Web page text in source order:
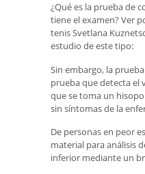
¿Qué es la prueba de
tiene el examen? Ver
tenis Svetlana
estudio de este tipo:
Sin embargo, la
prueba que detecta el
que se toma un
sin síntomas de la
De personas en peor
material para análisis
inferior mediante un